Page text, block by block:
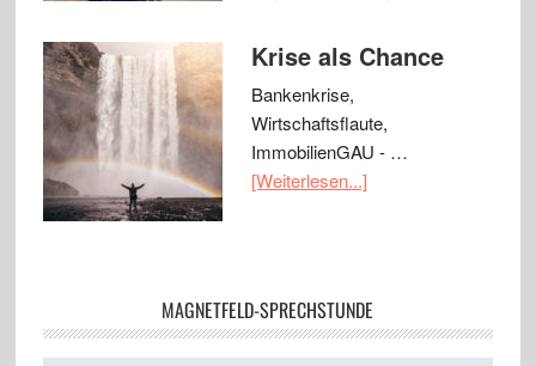
Krise als Chance
Bankenkrise,
Wirtschaftsflaute,
ImmobilienGAU - …
[Weiterlesen...]
MAGNETFELD-SPRECHSTUNDE